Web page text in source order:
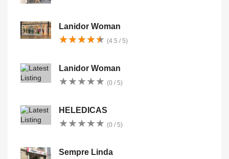
Lanidor Woman
★★★★★
★★★★★ (4.5 / 5)
Lanidor Woman
★★★★★
★★★★★ (0 / 5)
HELEDICAS
★★★★★
★★★★★ (0 / 5)
Sempre Linda